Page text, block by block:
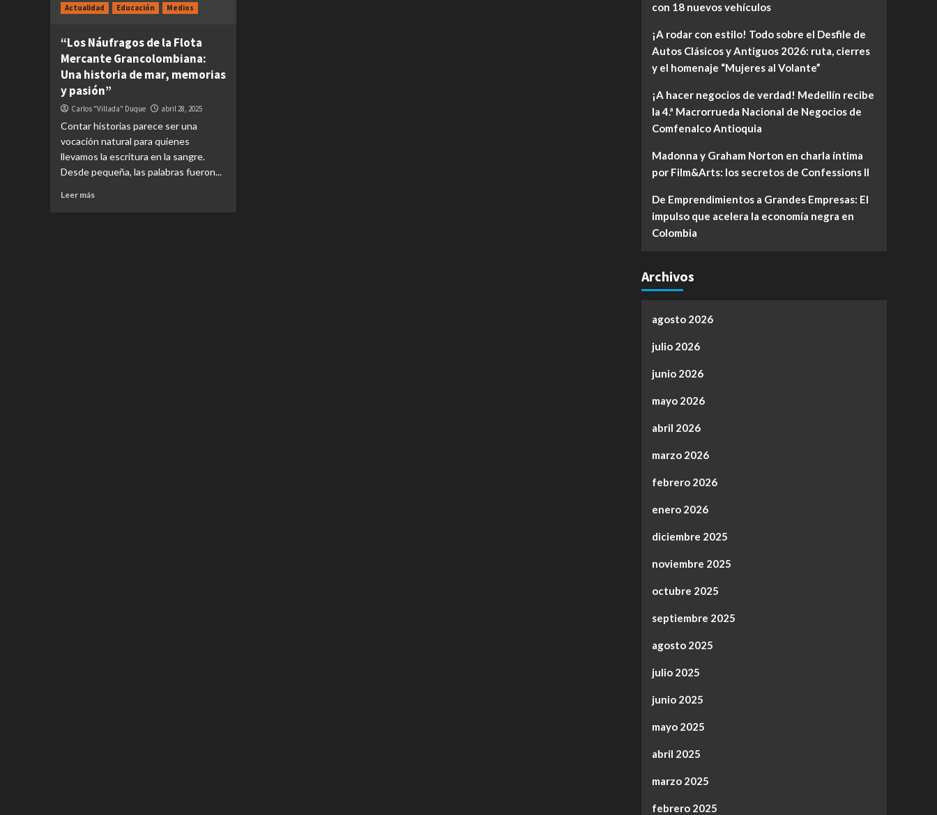
Actualidad Educación Medios
“Los Náufragos de la Flota
Mercante Grancolombiana:
Una historia de mar, memorias
y pasión”
Carlos "Villada" Duque abril 28, 2025
Contar historias parece ser una
vocación natural para quienes
llevamos la escritura en la sangre.
Desde pequeña, las palabras fueron...
Leer más
con 18 nuevos vehículos
¡A rodar con estilo! Todo sobre el Desfile de
Autos Clásicos y Antiguos 2026: ruta, cierres
y el homenaje “Mujeres al Volante”
¡A hacer negocios de verdad! Medellín recibe
la 4.ª Macrorrueda Nacional de Negocios de
Comfenalco Antioquia
Madonna y Graham Norton en charla íntima
por Film&Arts: los secretos de Confessions II
De Emprendimientos a Grandes Empresas: El
impulso que acelera la economía negra en
Colombia
Archivos
agosto 2026
julio 2026
junio 2026
mayo 2026
abril 2026
marzo 2026
febrero 2026
enero 2026
diciembre 2025
noviembre 2025
octubre 2025
septiembre 2025
agosto 2025
julio 2025
junio 2025
mayo 2025
abril 2025
marzo 2025
febrero 2025